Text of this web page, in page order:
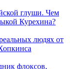
глуши. Чем
Курехина?
людях от
флоксов,